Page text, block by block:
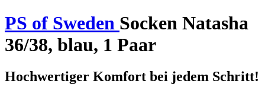
PS of Sweden Socken Natasha
36/38, blau, 1 Paar
Hochwertiger Komfort bei jedem Schritt!